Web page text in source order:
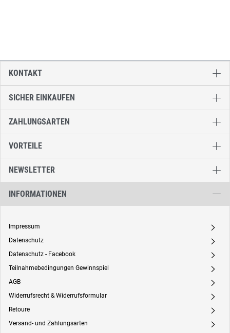
SICHER EINKAUFEN
ZAHLUNGSARTEN
VORTEILE
NEWSLETTER
INFORMATIONEN
Impressum A
Datenschutz A
Datenschutz - Facebook A
Teilnahmebedingungen Gewinnspiel A
AGB A
Widerrufsrecht & Widerrufsformular A
Retoure A
Versand- und Zahlungsarten A
KONTAKT